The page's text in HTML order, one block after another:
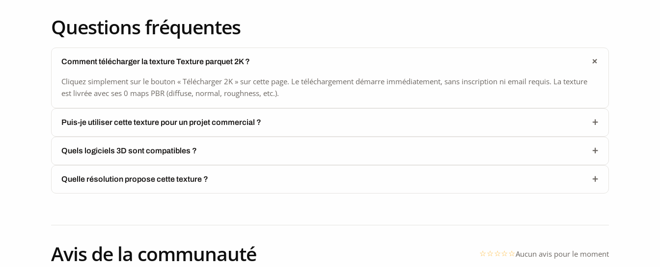
Questions fréquentes
Comment télécharger la texture Texture parquet 2K ?
Cliquez simplement sur le bouton « Télécharger 2K » sur cette page. Le téléchargement démarre immédiatement, sans inscription ni email requis. La texture
est livrée avec ses 0 maps PBR (diffuse, normal, roughness, etc.).
Puis-je utiliser cette texture pour un projet commercial ?
Quels logiciels 3D sont compatibles ?
Quelle résolution propose cette texture ?
Avis de la communauté Aucun avis pour le moment